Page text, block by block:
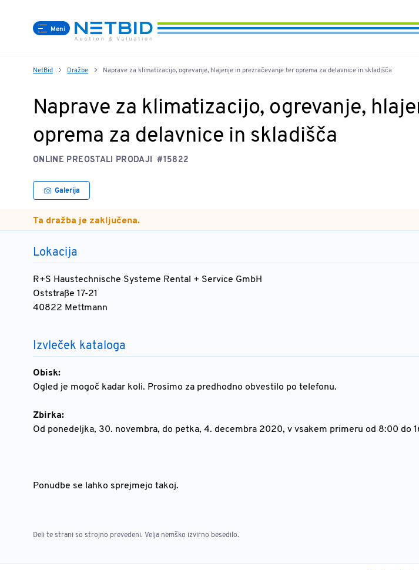
Meni
NetBid Dražbe Naprave za klimatizacijo, ogrevanje, hlajenje in prezračevanje ter oprema za delavnice in skladišča
Naprave za klimatizacijo, ogrevanje,
oprema za delavnice in skladišča
ONLINE PREOSTALI PRODAJI #15822
Galerija
Ta dražba je zaključena.
Lokacija
R+S Haustechnische Systeme Rental + Service GmbH
Oststraße 17-21
40822 Mettmann
Izvleček kataloga
Obisk:
Ogled je mogoč kadar koli. Prosimo za predhodno obvestilo po telefonu.
Zbirka:
Od ponedeljka, 30. novembra, do petka, 4. decembra 2020, v vsakem primeru od 8:00 do
Ponudbe se lahko sprejmejo takoj.
Deli te strani so strojno prevedeni. Velja nemško izvirno besedilo.